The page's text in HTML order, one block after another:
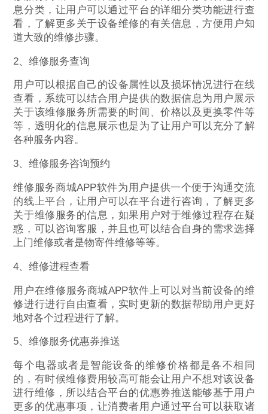
息分类，让用户可以通过平台的详细分类功能进行查
看，了解更多关于设备维修的有关信息，方便用户知
道大致的维修步骤。
2、维修服务查询
用户可以根据自己的设备属性以及损坏情况进行在线
查看，系统可以结合用户提供的数据信息为用户展示
关于该维修服务所需要的时间、价格以及更换零件等
等，透明化的信息展示也是为了让用户可以充分了解
各种服务内容。
3、维修服务咨询预约
维修服务商城APP软件为用户提供一个便于沟通交流
的线上平台，让用户可以在平台进行咨询，了解更多
关于维修服务的信息，如果用户对于维修过程存在疑
惑，可以咨询客服，并且也可以结合自身的需求选择
上门维修或者是物寄件维修等等。
4、维修进程查看
用户在维修服务商城APP软件上可以对当前设备的维
修进行进行自由查看，实时更新的数据帮助用户更好
地对各个过程进行了解。
5、维修服务优惠券推送
每个电器或者是智能设备的维修价格都是各不相同
的，有时候维修费用较高可能会让用户不想对该设备
进行维修，所以结合平台的优惠券推送能够基于用户
更多的优惠事项，让消费者用户通过平台可以获取诸